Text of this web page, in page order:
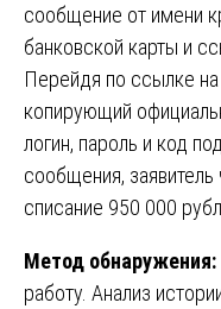
сообщение от имени
банковской карты и
Перейдя по ссылке на
копирующий
логин, пароль и код
сообщения,
списание 950 000
Метод обнаружения:
работу. Анализ